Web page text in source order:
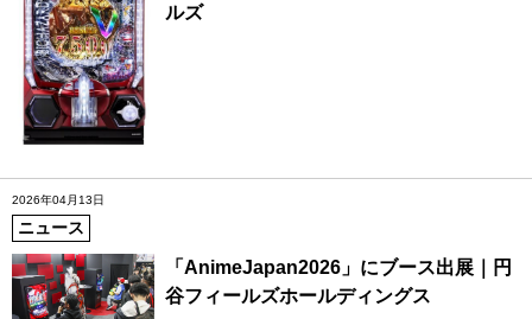
ルズ
2026年04月13日
ニュース
「AnimeJapan2026」にブース出展｜円
谷フィールズホールディングス